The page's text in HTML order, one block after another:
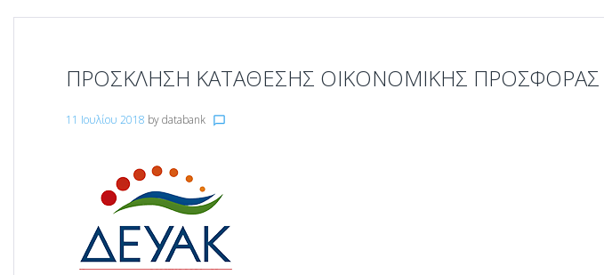
ΠΡΟΣΚΛΗΣΗ ΚΑΤΑΘΕΣΗΣ ΟΙΚΟΝΟΜΙΚΗΣ ΠΡΟΣΦΟΡΑΣ
11 Ιουλίου 2018 bydatabank chat_bubble_outline